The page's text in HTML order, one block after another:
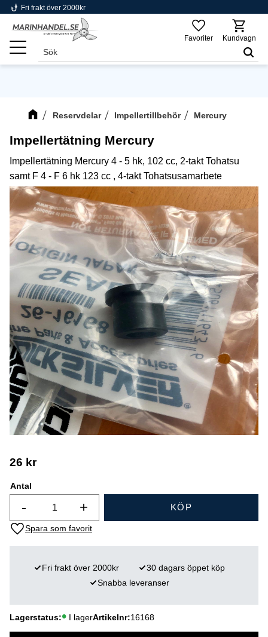
Meny
phishing Fri frakt över 2000kr
Favoriter Kundvagn
Reservdelar Impellertillbehör Mercury
Impellertätning Mercury
Impellertätning Mercury 4 - 5 hk, 102 cc, 2-takt Tohatsu
samt F 4 - F 6 hk 123 cc , 4-takt Tohatsusamarbete
26 kr
Antal
+
- KÖP
Lägg till i favoriter
Lagerstatus I lagerArtikelnr 16168
Fri frakt över 2000kr
30 dagars öppet köp
Snabba leveranser